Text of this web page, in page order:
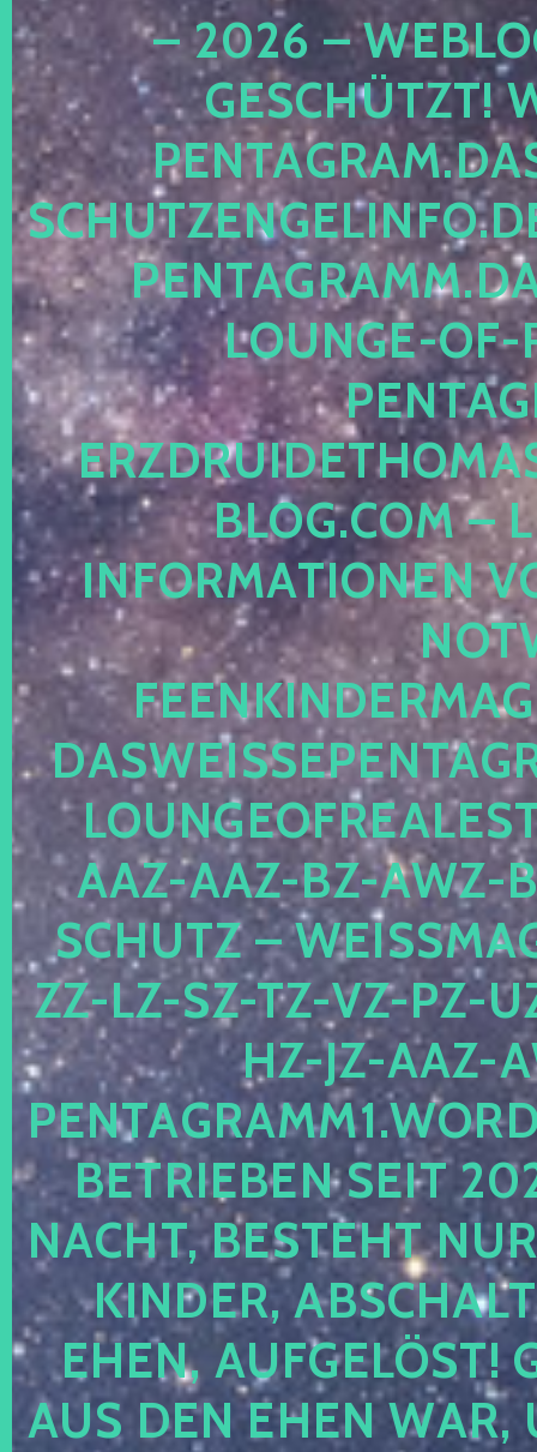
– 2026 –
ESCHÜTZT!
OUNGE-OF-
LOG.COM –
NFORMATIONEN
AZ-AAZ-BZ-AWZ-
CHUTZ –
-LZ-SZ-TZ-VZ-PZ-UZ-
-JZ-AAZ-
TRIEBEN SEIT 2024
CHT, BESTEHT NUR
NDER,
EN, AUFGELÖST!
S DEN EHEN WAR,